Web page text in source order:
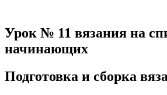
Урок № 11 вязания на
начинающих
Подготовка и сборка